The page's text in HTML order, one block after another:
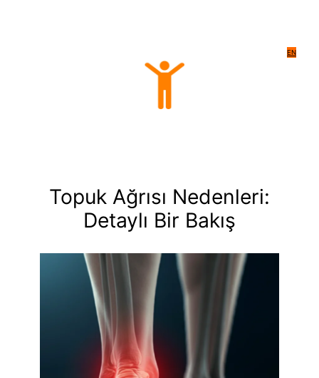
EN
Topuk Ağrısı Nedenleri:
Detaylı Bir Bakış